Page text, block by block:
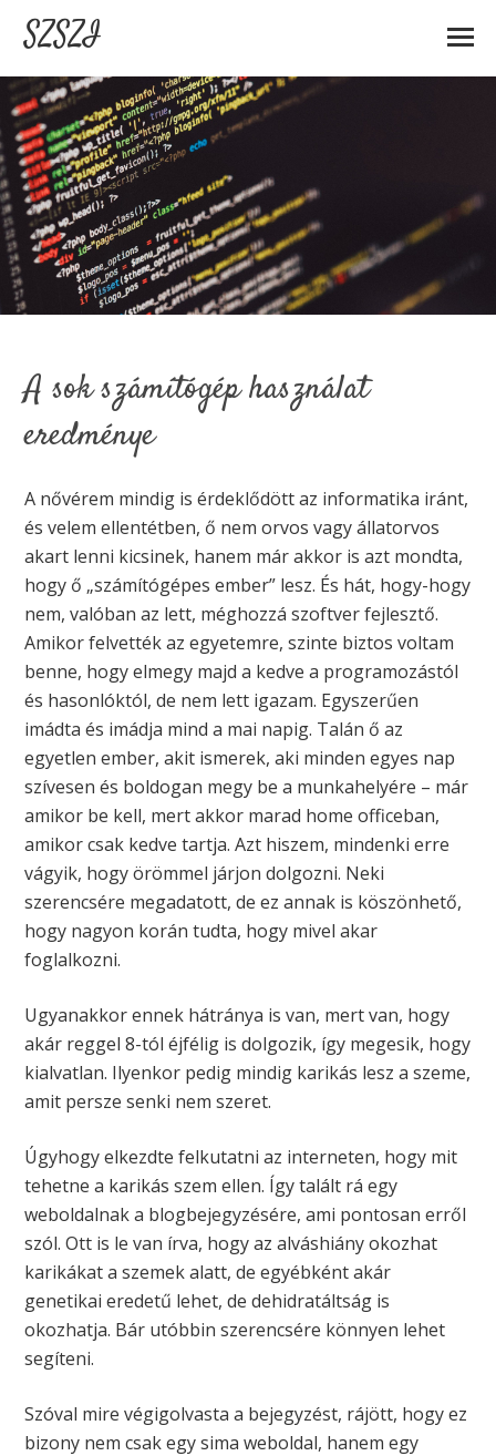
SZSZI
A sok számítógép használat
eredménye
A nővérem mindig is érdeklődött az informatika iránt,
és velem ellentétben, ő nem orvos vagy állatorvos
akart lenni kicsinek, hanem már akkor is azt mondta,
hogy ő „számítógépes ember” lesz. És hát, hogy-hogy
nem, valóban az lett, méghozzá szoftver fejlesztő.
Amikor felvették az egyetemre, szinte biztos voltam
benne, hogy elmegy majd a kedve a programozástól
és hasonlóktól, de nem lett igazam. Egyszerűen
imádta és imádja mind a mai napig. Talán ő az
egyetlen ember, akit ismerek, aki minden egyes nap
szívesen és boldogan megy be a munkahelyére – már
amikor be kell, mert akkor marad home officeban,
amikor csak kedve tartja. Azt hiszem, mindenki erre
vágyik, hogy örömmel járjon dolgozni. Neki
szerencsére megadatott, de ez annak is köszönhető,
hogy nagyon korán tudta, hogy mivel akar
foglalkozni.
Ugyanakkor ennek hátránya is van, mert van, hogy
akár reggel 8-tól éjfélig is dolgozik, így megesik, hogy
kialvatlan. Ilyenkor pedig mindig karikás lesz a szeme,
amit persze senki nem szeret.
Úgyhogy elkezdte felkutatni az interneten, hogy mit
tehetne a karikás szem ellen. Így talált rá egy
weboldalnak a blogbejegyzésére, ami pontosan erről
szól. Ott is le van írva, hogy az alváshiány okozhat
karikákat a szemek alatt, de egyébként akár
genetikai eredetű lehet, de dehidratáltság is
okozhatja. Bár utóbbin szerencsére könnyen lehet
segíteni.
Szóval mire végigolvasta a bejegyzést, rájött, hogy ez
bizony nem csak egy sima weboldal, hanem egy